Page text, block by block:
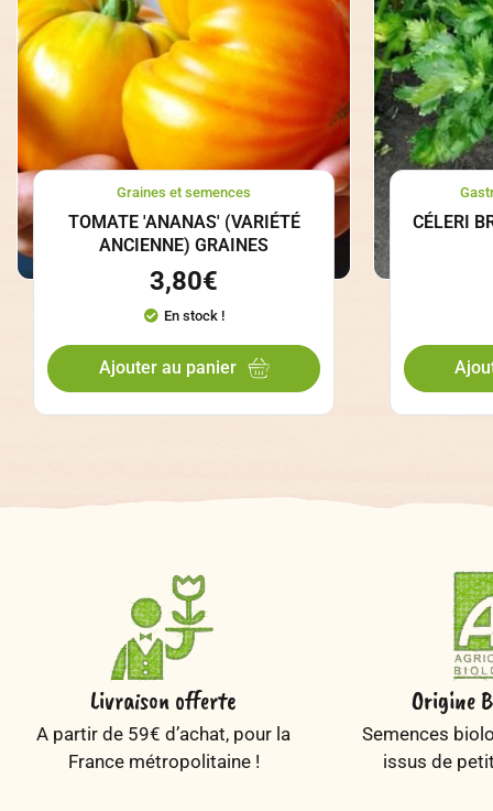
Graines et semences
TOMATE 'ANANAS' (VARIÉTÉ
ANCIENNE) GRAINES
3,80€
En stock !
Ajouter au panier
CÉLERI
Livraison offerte
A partir de 59€ d’achat, pour la
France métropolitaine !
Origine
Semences
issus de